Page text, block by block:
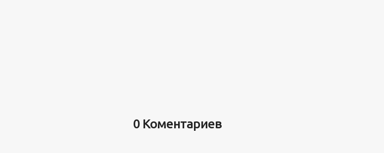
0 Коментариев